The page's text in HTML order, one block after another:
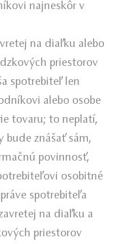
najneskôr v
na diaľku alebo
priestorov
spotrebiteľ len
alebo osobe
tovaru; to neplatí,
bude znášať sám,
povinnosť,
osobitné
spotrebiteľa
na diaľku a
priestorov